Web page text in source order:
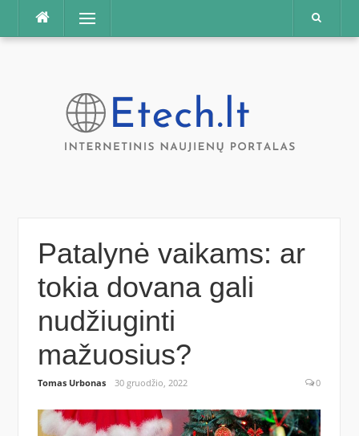
Praleisti
Meniu
Patalynė vaikams: ar
tokia dovana gali
nudžiuginti
mažuosius?
Tomas Urbonas 30 gruodžio, 2022 0